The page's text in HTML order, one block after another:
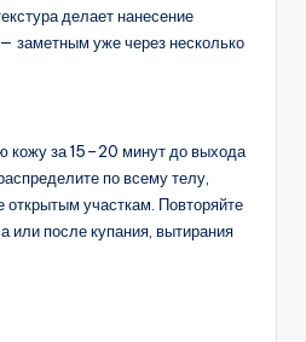
делает нанесение
уже через несколько
кожу за 15–20 минут до выхода
по всему телу,
открытым участкам. Повторяйте
или после купания, вытирания